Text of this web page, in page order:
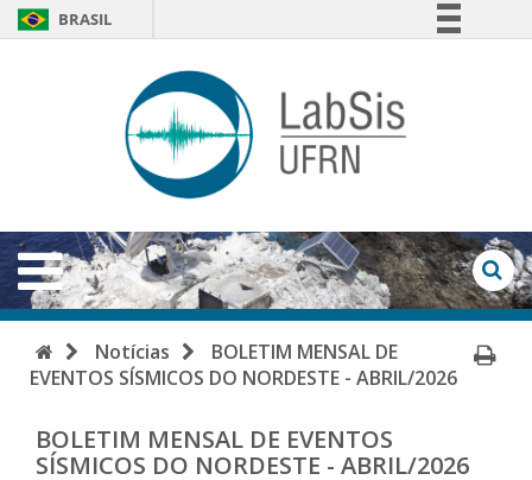
BRASIL
Comunica BR
Participe
Acesso à informação
Canais
de
Abrir
Menu
InícioNotícias
BOLETIM MENSAL DE
EVENTOS SÍSMICOS DO NORDESTE - ABRIL/2026
BOLETIM MENSAL DE EVENTOS
SÍSMICOS DO NORDESTE - ABRIL/2026